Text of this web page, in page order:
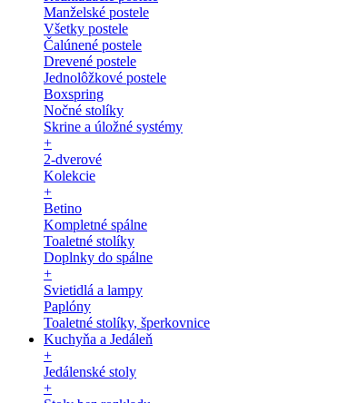
Manželské postele
Všetky postele
Čalúnené postele
Drevené postele
Jednolôžkové postele
Boxspring
Nočné stolíky
Skrine a úložné systémy
+
2-dverové
Kolekcie
+
Betino
Kompletné spálne
Toaletné stolíky
Doplnky do spálne
+
Svietidlá a lampy
Paplóny
Toaletné stolíky, šperkovnice
Kuchyňa a Jedáleň
+
Jedálenské stoly
+